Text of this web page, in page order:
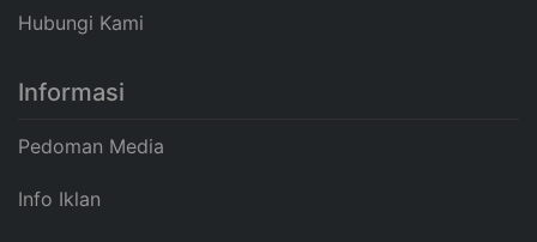
Hubungi Kami
Informasi
Pedoman Media
Info Iklan